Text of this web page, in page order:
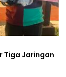
Tiga Jaringan